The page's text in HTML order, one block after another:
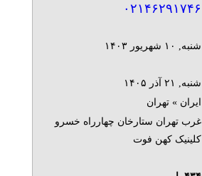
۰۲۱۴۶۲۹۱۷۴۶
شنبه, ۱۰ شهريور ۱۴۰۳
شنبه, ۲۱ آذر ۱۴۰۵
ایران » تهران
غرب تهران ستارخان چهارراه خسرو
کلینیک کهن فوت